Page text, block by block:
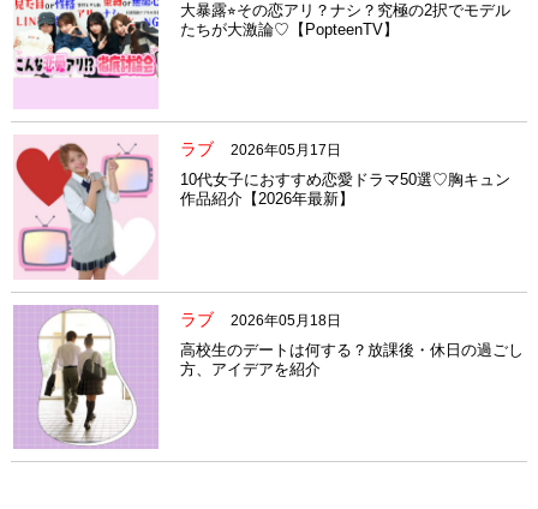
大暴露⭐︎その恋アリ？ナシ？究極の2択でモデル
たちが大激論♡【PopteenTV】
ラブ 2026年05月17日
10代女子におすすめ恋愛ドラマ50選♡胸キュン
作品紹介【2026年最新】
ラブ 2026年05月18日
高校生のデートは何する？放課後・休日の過ごし
方、アイデアを紹介